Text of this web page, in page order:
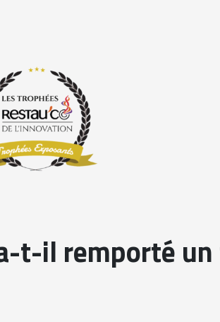
t-il remporté un